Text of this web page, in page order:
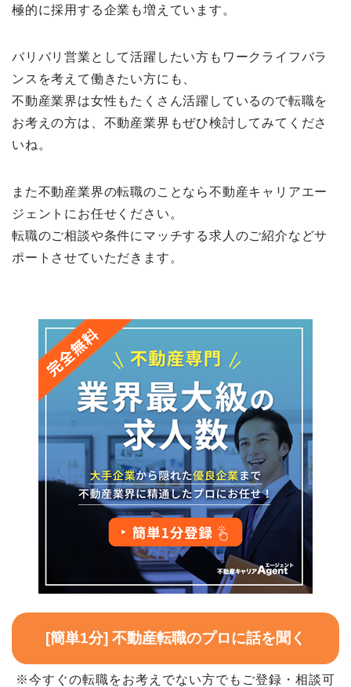
極的に採用する企業も増えています。
バリバリ営業として活躍したい方もワークライフバラ
ンスを考えて働きたい方にも、
不動産業界は女性もたくさん活躍しているので転職を
お考えの方は、不動産業界もぜひ検討してみてくださ
いね。
また不動産業界の転職のことなら不動産キャリアエー
ジェントにお任せください。
転職のご相談や条件にマッチする求人のご紹介などサ
ポートさせていただきます。
[簡単1分] 不動産転職のプロに話を聞く
※今すぐの転職をお考えでない方でもご登録・相談可